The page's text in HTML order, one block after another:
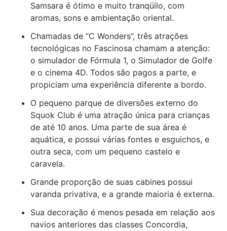
Samsara é ótimo e muito tranqüilo, com
aromas, sons e ambientação oriental.
Chamadas de “C Wonders”, três atrações
tecnológicas no Fascinosa chamam a atenção:
o simulador de Fórmula 1, o Simulador de Golfe
e o cinema 4D. Todos são pagos a parte, e
propiciam uma experiência diferente a bordo.
O pequeno parque de diversões externo do
Squok Club é uma atração única para crianças
de até 10 anos. Uma parte de sua área é
aquática, e possui várias fontes e esguichos, e
outra seca, com um pequeno castelo e
caravela.
Grande proporção de suas cabines possui
varanda privativa, e a grande maioria é externa.
Sua decoração é menos pesada em relação aos
navios anteriores das classes Concordia,